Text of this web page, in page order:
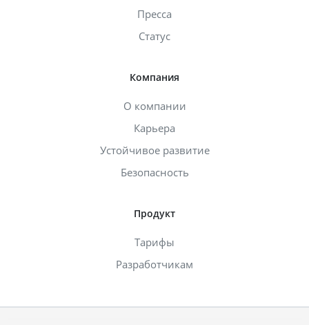
Пресса
Статус
Компания
О компании
Карьера
Устойчивое развитие
Безопасность
Продукт
Тарифы
Разработчикам